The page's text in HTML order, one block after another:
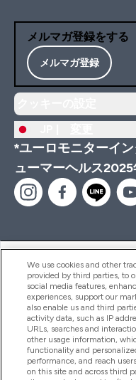
メルマガ登録をする
メルマガ登録
*ユーロモニターイ
ューマーヘルス
ヘルプ＆ガイド
商品について
会社概要
We use cookies and other
provided by third parties, to
social media features,
experiences, support our
also enable us and third
activity data, such as IP
URLs, searches and
other usage information,
functionality and
performance, and reach
on this site and across third